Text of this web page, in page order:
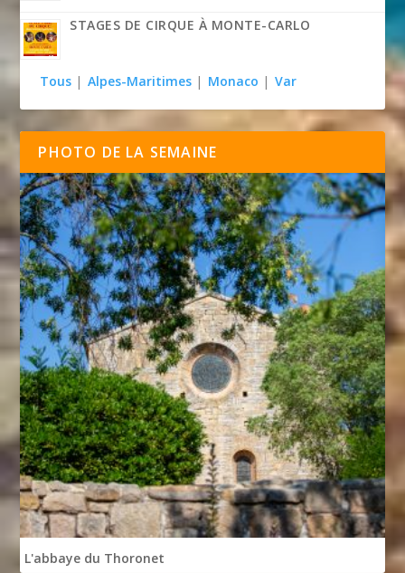
STAGES DE CIRQUE À MONTE-CARLO
Tous | Alpes-Maritimes | Monaco | Var
PHOTO DE LA SEMAINE
L'abbaye du Thoronet